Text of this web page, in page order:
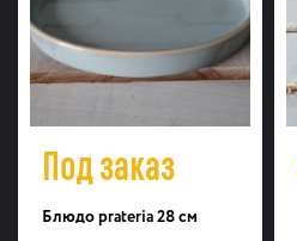
Под заказ
Блюдо prateria 28 см